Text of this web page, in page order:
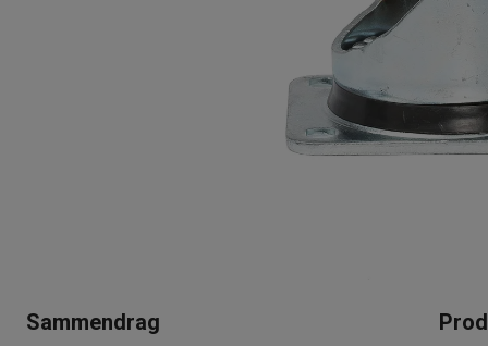
Sammendrag